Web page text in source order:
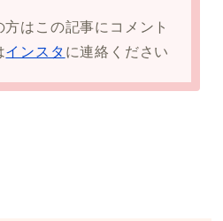
はこの記事にコメント
インスタ に連絡ください